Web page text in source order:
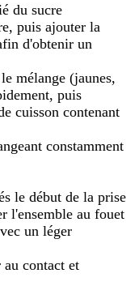
du sucre
puis ajouter la
d'obtenir un
mélange (jaunes,
puis
cuisson contenant
constamment
le début de la prise
l'ensemble au fouet
un léger
contact et